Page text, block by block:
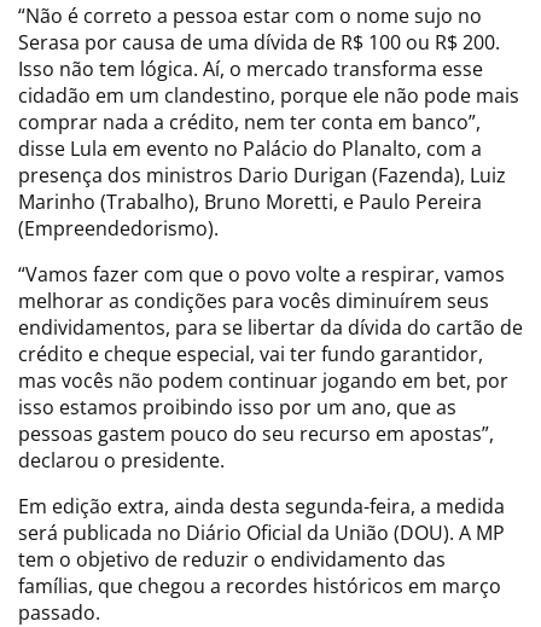
“Não é correto a pessoa estar com o nome sujo no
Serasa por causa de uma dívida de R$ 100 ou R$ 200.
Isso não tem lógica. Aí, o mercado transforma esse
cidadão em um clandestino, porque ele não pode mais
comprar nada a crédito, nem ter conta em banco”,
disse Lula em evento no Palácio do Planalto, com a
presença dos ministros Dario Durigan (Fazenda), Luiz
Marinho (Trabalho), Bruno Moretti, e Paulo Pereira
(Empreendedorismo).
“Vamos fazer com que o povo volte a respirar, vamos
melhorar as condições para vocês diminuírem seus
endividamentos, para se libertar da dívida do cartão de
crédito e cheque especial, vai ter fundo garantidor,
mas vocês não podem continuar jogando em bet, por
isso estamos proibindo isso por um ano, que as
pessoas gastem pouco do seu recurso em apostas”,
declarou o presidente.
Em edição extra, ainda desta segunda-feira, a medida
será publicada no Diário Oficial da União (DOU). A MP
tem o objetivo de reduzir o endividamento das
famílias, que chegou a recordes históricos em março
passado.